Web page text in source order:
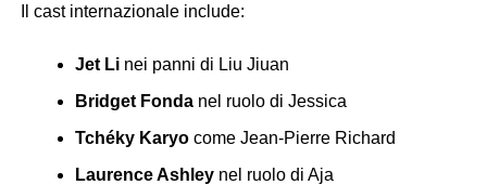
Il cast internazionale include:
Jet Linei panni di Liu Jiuan
Bridget Fondanel ruolo di Jessica
Tchéky Karyocome Jean-Pierre Richard
Laurence Ashleynel ruolo di Aja